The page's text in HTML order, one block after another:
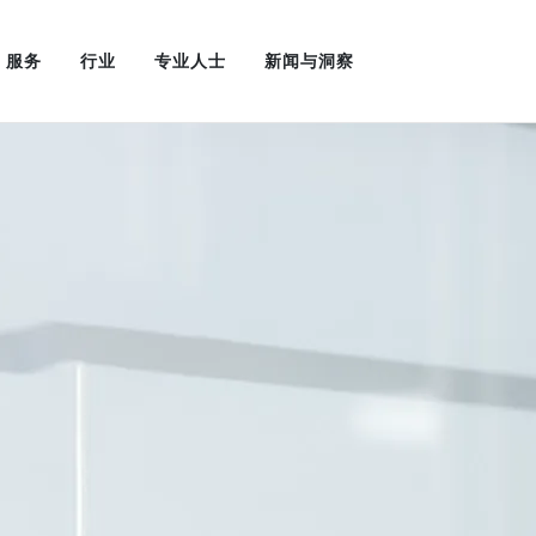
服务 行业 专业人士 新闻与洞察